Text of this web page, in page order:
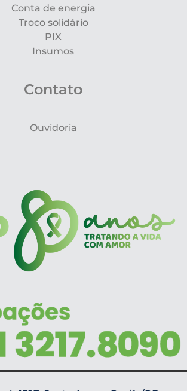
Conta de energia
Troco solidário
PIX
Insumos
Contato
Ouvidoria